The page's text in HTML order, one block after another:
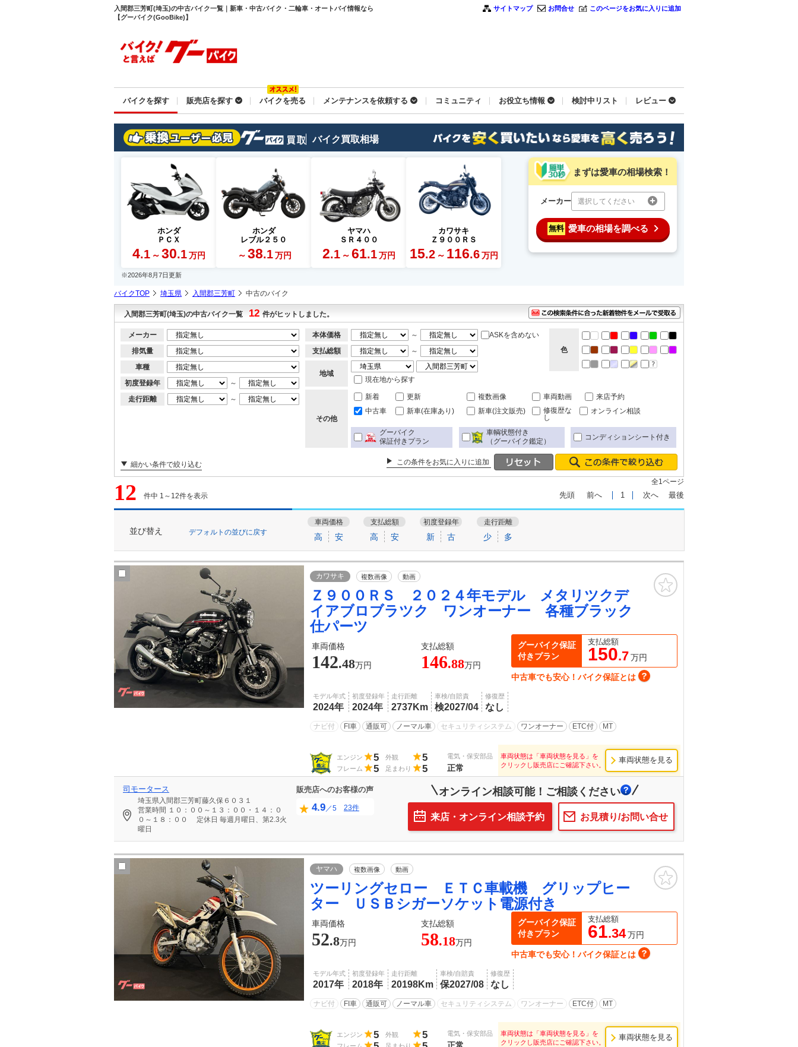
入間郡三芳町(埼玉)の中古バイク一覧｜新車・中古バイク・二輪車・オートバイ情報なら
【グーバイク(GooBike)】
サイトマップ お問合せ このページをお気に入りに追加
バイクを探す 販売店を探す バイクを売る メンテナンスを依頼する コミュニティ お役立ち情報 検討中リスト レビュー
バイク買取相場
ホンダ
ＰＣＸ
4.1 ～ 30.1 万円
ホンダ
レブル２５０
～ 38.1 万円
ヤマハ
ＳＲ４００
2.1 ～ 61.1 万円
カワサキ
Ｚ９００ＲＳ
15.2 ～ 116.6 万円
まずは愛車の相場検索！
メーカー 選択してください
無料 愛車の相場を調べる
※2026年8月7日更新
バイクTOP 埼玉県 入間郡三芳町 中古のバイク
入間郡三芳町(埼玉)の中古バイク一覧 12 件がヒットしました。
メーカー
排気量
車種
初度登録年
～
走行距離
～
本体価格 ～
ASKを含めない
支払総額
～
地域
現在地から探す
色
その他
新着 更新 複数画像 車両動画
来店予約
中古車
新車(在庫あり) 新車(注文販売)
修復歴な
し
オンライン相談
グーバイク
保証付きプラン
車輌状態付き
（グーバイク鑑定）
コンディションシート付き
細かい条件で絞り込む この条件をお気に入りに追加
12 件中 1～12件を表示
全1ページ
先頭 前へ 1 次へ 最後
並び替え デフォルトの並びに戻す
車両価格
高 安
支払総額
高 安
初度登録年
新 古
走行距離
少 多
カワサキ 複数画像 動画
Ｚ９００ＲＳ ２０２４年モデル メタリツクデ
イアブロブラツク ワンオーナー 各種ブラック
仕パーツ
車両価格 支払総額
142.48万円 146.88万円
モデル年式
2024年
初度登録年
2024年
走行距離
2737Km
車検/自賠責
検2027/04
修復歴
なし
ナビ付 FI車 通販可 ノーマル車 セキュリティシステム ワンオーナー ETC付 MT
グーバイク保証
付きプラン
支払総額
150.7万円
中古車でも安心！バイク保証とは
エンジン 5 外観 5
フレーム 5 足まわり 5
電気・保安部品
正常
車両状態は「車両状態を見る」を
クリックし販売店にご確認下さい。
車両状態を見る
司モータース
埼玉県入間郡三芳町藤久保６０３１
営業時間 １０：００～１３：００・１４：０
０～１８：００
定休日 毎週月曜日、第2.3火
曜日
販売店へのお客様の声
4.9／5 23件
オンライン相談可能！ご相談ください
お見積り/お問い合せ
来店・オンライン相談予約
ヤマハ 複数画像 動画
ツーリングセロー ＥＴＣ車載機 グリップヒー
ター ＵＳＢシガーソケット電源付き
車両価格 支払総額
52.8万円 58.18万円
モデル年式
2017年
初度登録年
2018年
走行距離
20198Km
車検/自賠責
保2027/08
修復歴
なし
ナビ付 FI車 通販可 ノーマル車 セキュリティシステム ワンオーナー ETC付 MT
グーバイク保証
付きプラン
支払総額
61.34万円
中古車でも安心！バイク保証とは
エンジン 5 外観 5 電気・保安部品
車両状態は「車両状態を見る」を
クリックし販売店にご確認下さい。
車両状態を見る